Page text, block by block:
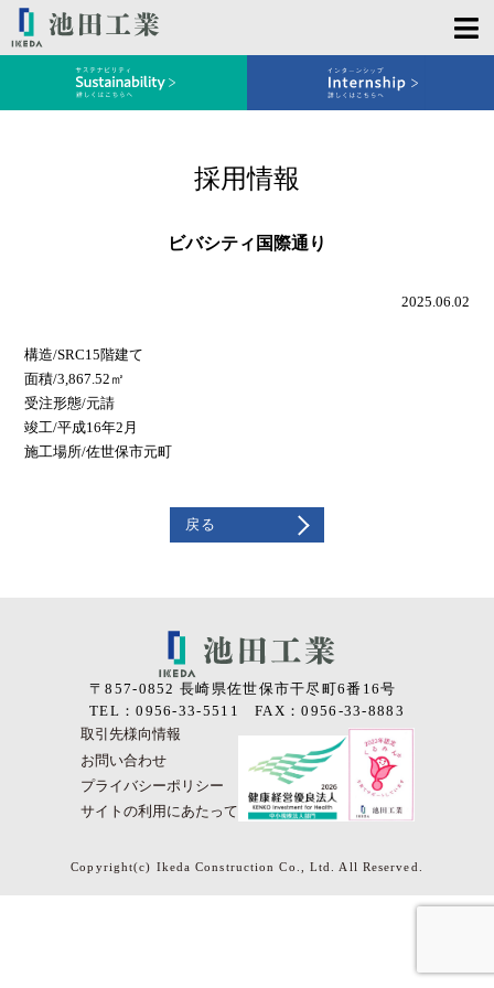
採用情報
ビバシティ国際通り
2025.06.02
構造/SRC15階建て
面積/3,867.52㎡
受注形態/元請
竣工/平成16年2月
施工場所/佐世保市元町
戻る
〒857-0852 長崎県佐世保市干尽町6番16号
TEL：0956-33-5511 FAX：0956-33-8883
取引先様向情報
お問い合わせ
プライバシーポリシー
サイトの利用にあたって
Copyright(c) Ikeda Construction Co., Ltd. All Reserved.